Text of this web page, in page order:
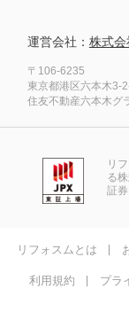
運営会社： 株式
〒106-6235
東京都港区六本木3-
住友不動産六本木グ
リ
る
証
リフォスムとは
利用規約 プラ